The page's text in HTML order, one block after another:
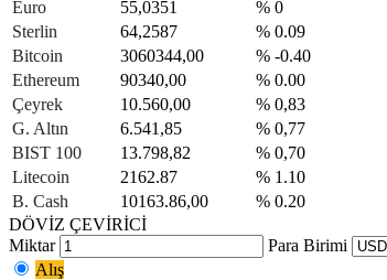
Euro
55,0351
% 0
Sterlin
64,2587
% 0.09
Bitcoin
3060344,00
% -0.40
Ethereum
90340,00
% 0.00
Çeyrek
10.560,00
% 0,83
G. Altın
6.541,85
% 0,77
BIST 100
13.798,82
% 0,70
Litecoin
2162.87
% 1.10
B. Cash
10163.86,00
% 0.20
DÖVİZ ÇEVİRİCİ
Miktar
Para Birimi
Alış